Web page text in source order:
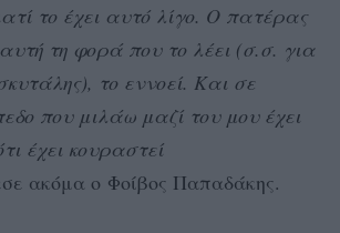
το έχει αυτό λίγο. Ο πατέρας
τη φορά που το λέει (σ.σ. για
το εννοεί. Και σε
που μιλάω μαζί του μου έχει
έχει κουραστεί
ακόμα ο Φοίβος Παπαδάκης.